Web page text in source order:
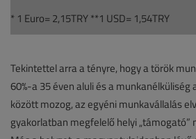
* 1 Euro= 2,15TRY **1 USD= 1,54TRY
Tekintettel arra a tényre, hogy a török
60%-a 35 éven aluli és a munkanélküliség
között mozog, az egyéni munkavállalás
gyakorlatban megfelelő helyi „támogató”